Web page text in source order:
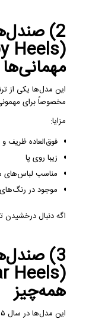
2)
مهمانی‌ها
این مدل‌ها یکی از
مخصوصاً برای
مزایا:
فوق‌العاده ظریف و
زیبا روی پا
مناسب لباس‌های
موجود در
اگه دنبال
3)
همه‌چیز